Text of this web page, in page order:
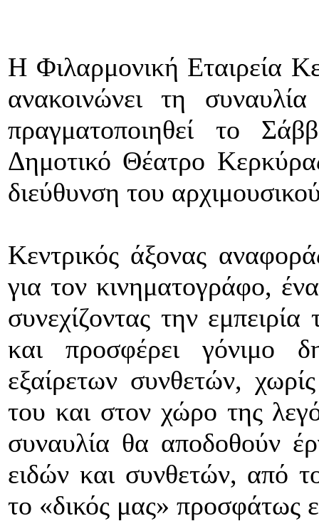
Η Φιλαρμονική Εταιρεία
ανακοινώνει τη
πραγματοποιηθεί το
Δημοτικό Θέατρο
διεύθυνση του
Κεντρικός άξονας
για τον κινηματογράφο,
συνεχίζοντας την
και προσφέρει γόνιμο
εξαίρετων συνθετών,
του και στον χώρο της
συναυλία θα αποδοθούν
ειδών και συνθετών, από
το «δικός μας» προσφάτως